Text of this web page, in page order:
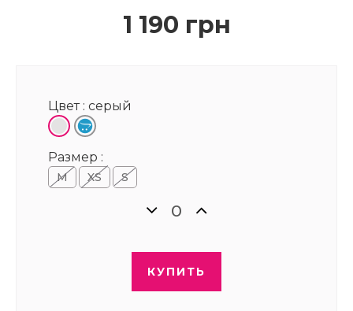
1 190 грн
Цвет : серый
Размер :
M XS S
КУПИТЬ